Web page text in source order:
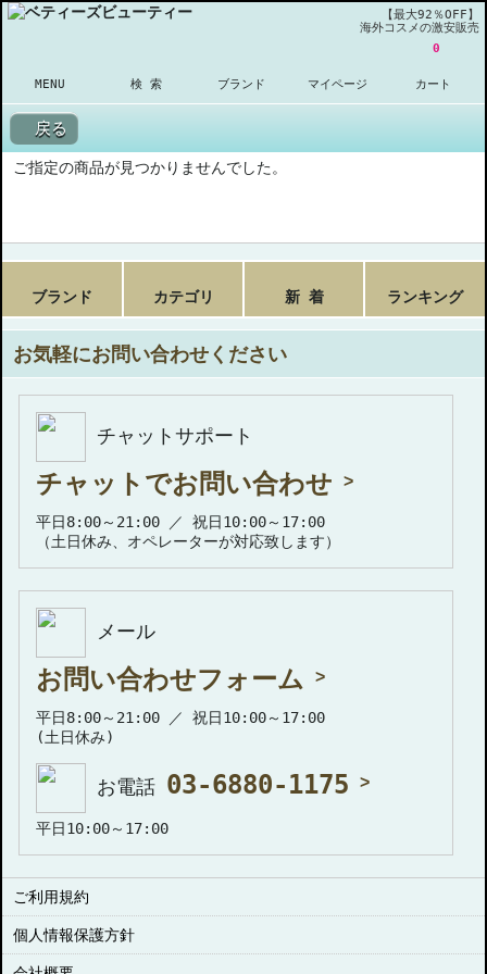
【最大92％OFF】
海外コスメの激安販売
MENU 検 索 ブランド マイページ
0
カート
戻る
ご指定の商品が見つかりませんでした。
ブランド カテゴリ 新 着 ランキング
お気軽にお問い合わせください
チャットサポート
チャットでお問い合わせ
平日8:00～21:00 ／ 祝日10:00～17:00
（土日休み、オペレーターが対応致します）
メール
お問い合わせフォーム
平日8:00～21:00 ／ 祝日10:00～17:00
(土日休み)
お電話 03-6880-1175
平日10:00～17:00
ご利用規約
個人情報保護方針